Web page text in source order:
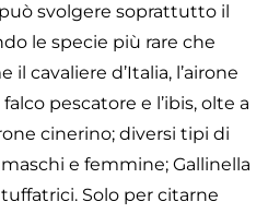
svolgere soprattutto il
le specie più rare che
il cavaliere d’Italia, l’airone
pescatore e l’ibis, olte a
cinerino; diversi tipi di
e femmine; Gallinella
Solo per citarne